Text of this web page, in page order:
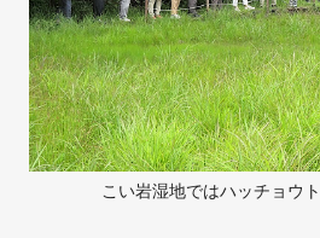
こい岩湿地ではハッチョウ